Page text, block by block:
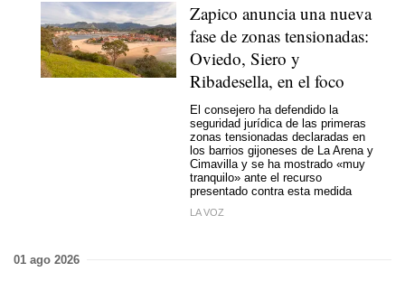
Zapico anuncia una nueva
fase de zonas tensionadas:
Oviedo, Siero y
Ribadesella, en el foco
El consejero ha defendido la
seguridad jurídica de las primeras
zonas tensionadas declaradas en
los barrios gijoneses de La Arena y
Cimavilla y se ha mostrado «muy
tranquilo» ante el recurso
presentado contra esta medida
LA VOZ
01 ago 2026